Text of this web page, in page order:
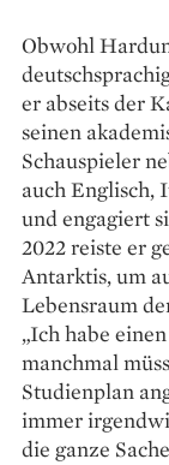
Obwohl
er abseits der
seinen
Schauspieler
auch Englisch,
und engagiert
2022 reiste er
Antarktis, um
Lebensraum
„Ich habe
manchmal
Studienplan
immer
die ganze